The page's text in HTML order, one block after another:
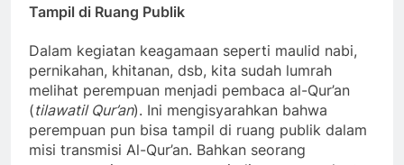
Tampil di Ruang Publik
Dalam kegiatan keagamaan seperti maulid nabi,
pernikahan, khitanan, dsb, kita sudah lumrah
melihat perempuan menjadi pembaca al-Qur’an
(tilawatil Qur’an). Ini mengisyarahkan bahwa
perempuan pun bisa tampil di ruang publik dalam
misi transmisi Al-Qur’an. Bahkan seorang